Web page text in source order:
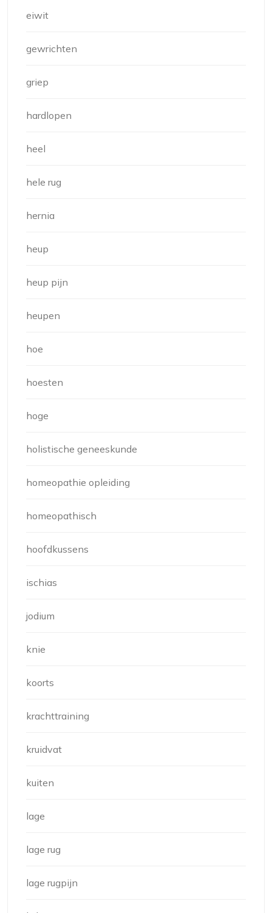
eiwit
gewrichten
griep
hardlopen
heel
hele rug
hernia
heup
heup pijn
heupen
hoe
hoesten
hoge
holistische geneeskunde
homeopathie opleiding
homeopathisch
hoofdkussens
ischias
jodium
knie
koorts
krachttraining
kruidvat
kuiten
lage
lage rug
lage rugpijn